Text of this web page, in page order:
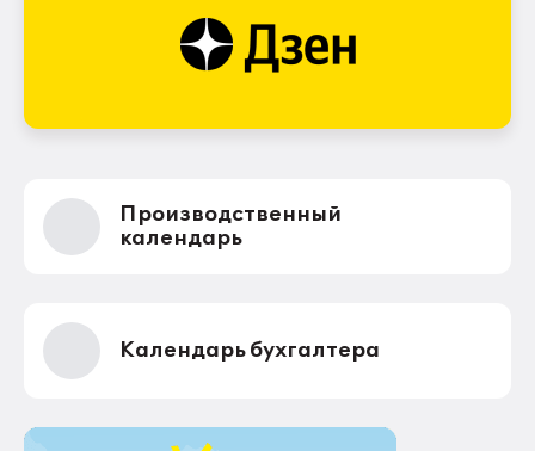
Производственный
календарь
Календарь бухгалтера